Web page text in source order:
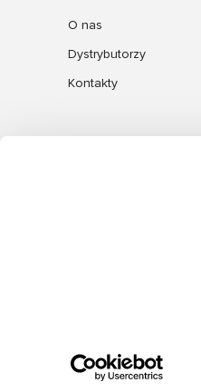
O nas
Dystrybutorzy
Kontakty